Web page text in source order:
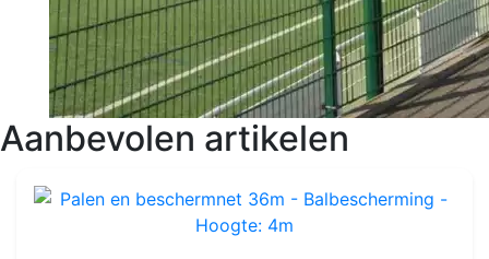
Aanbevolen artikelen